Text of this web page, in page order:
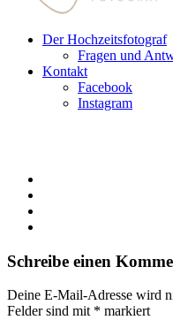
Der Hochzeitsfotograf
Fragen und
Kontakt
Facebook
Instagram
Schreibe einen
Deine E-Mail-Adresse wird
Felder sind mit * markiert